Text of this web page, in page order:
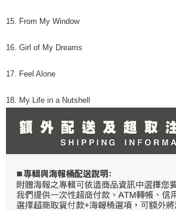
15. From My Window
16. Girl of My Dreams
17. Feel Alone
18. My Life in a Nutshell